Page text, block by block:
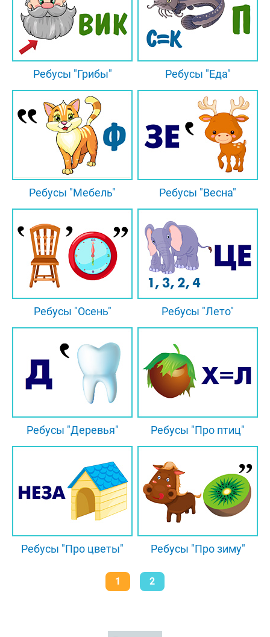
Ребусы "Грибы" Ребусы "Еда"
Ребусы "Мебель" Ребусы "Весна"
Ребусы "Осень" Ребусы "Лето"
Ребусы "Деревья" Ребусы "Про птиц"
Ребусы "Про цветы" Ребусы "Про зиму"
1 2